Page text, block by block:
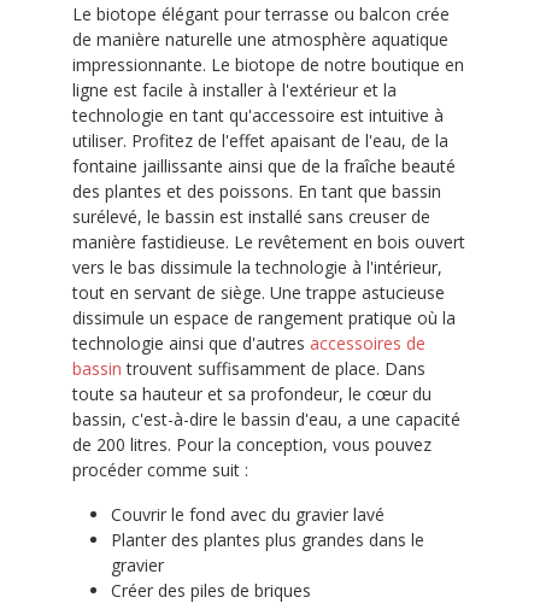
Le biotope élégant pour terrasse ou balcon crée
de manière naturelle une atmosphère aquatique
impressionnante. Le biotope de notre boutique en
ligne est facile à installer à l'extérieur et la
technologie en tant qu'accessoire est intuitive à
utiliser. Profitez de l'effet apaisant de l'eau, de la
fontaine jaillissante ainsi que de la fraîche beauté
des plantes et des poissons. En tant que bassin
surélevé, le bassin est installé sans creuser de
manière fastidieuse. Le revêtement en bois ouvert
vers le bas dissimule la technologie à l'intérieur,
tout en servant de siège. Une trappe astucieuse
dissimule un espace de rangement pratique où la
technologie ainsi que d'autres accessoires de
bassin trouvent suffisamment de place. Dans
toute sa hauteur et sa profondeur, le cœur du
bassin, c'est-à-dire le bassin d'eau, a une capacité
de 200 litres. Pour la conception, vous pouvez
procéder comme suit :
Couvrir le fond avec du gravier lavé
Planter des plantes plus grandes dans le
gravier
Créer des piles de briques